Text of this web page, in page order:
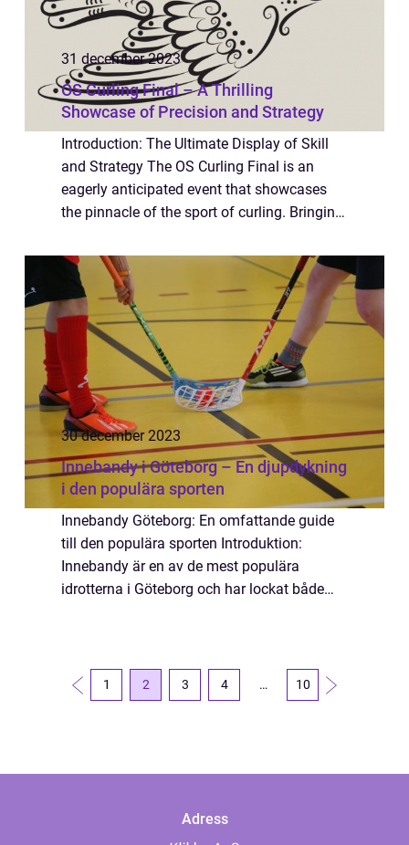
31 december 2023
OS Curling Final – A Thrilling
Showcase of Precision and Strategy
Introduction: The Ultimate Display of Skill
and Strategy The OS Curling Final is an
eagerly anticipated event that showcases
the pinnacle of the sport of curling. Bringing
stage, it provides a spectac...
30 december 2023
Innebandy i Göteborg – En djupdykning
i den populära sporten
Innebandy Göteborg: En omfattande guide
till den populära sporten Introduktion:
Innebandy är en av de mest populära
idrotterna i Göteborg och har lockat både
1 2 3 4 … 10
Adress